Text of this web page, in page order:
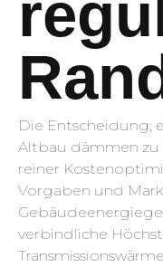
Die Entscheidung,
Altbau dämmen zu
reiner
Vorgaben und
verbindliche